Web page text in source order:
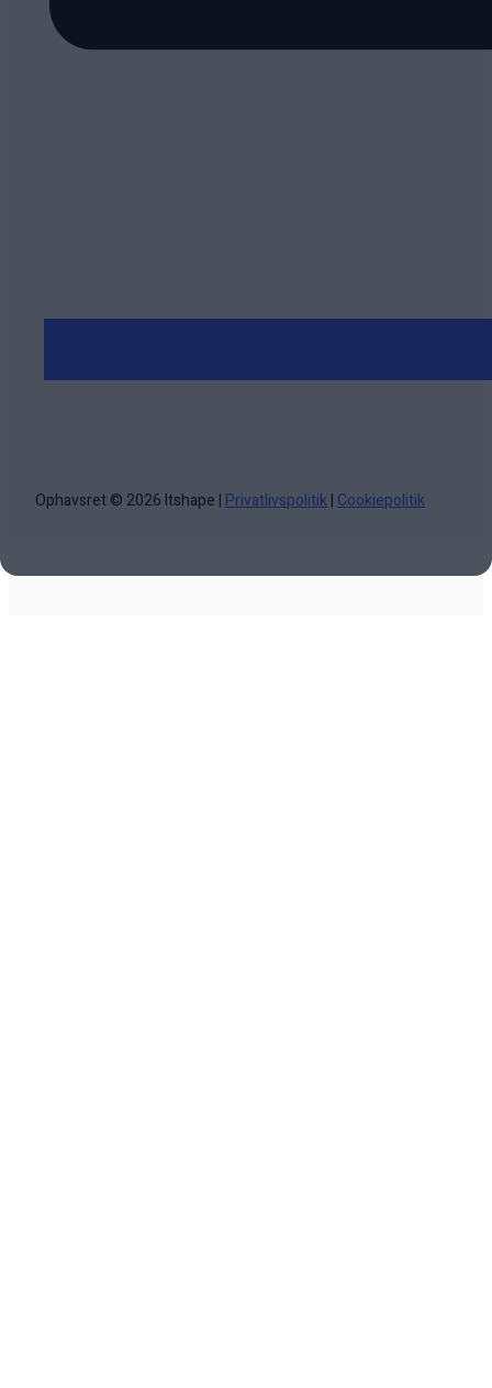
Ophavsret © 2026 Itshape | Privatlivspolitik| Cookiepolitik